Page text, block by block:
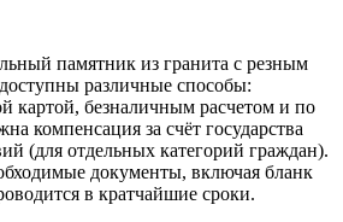
памятник из гранита с резным
различные способы:
картой, безналичным расчетом и по
компенсация за счёт государства
(для отдельных категорий граждан).
документы, включая бланк
в кратчайшие сроки.